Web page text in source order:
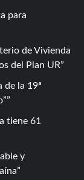
para
de Vivienda
del Plan UR
de la 19ª
tiene 61
y